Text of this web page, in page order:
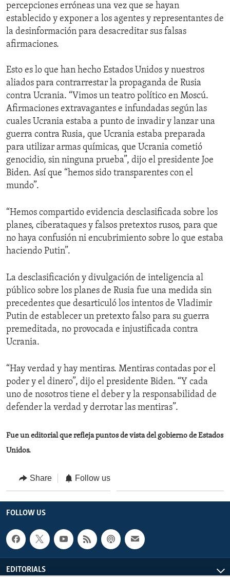
percepciones erróneas una vez que se hayan
establecido y exponer a los agentes y representantes de
la desinformación para desacreditar sus falsas
afirmaciones.
Esto es lo que han hecho Estados Unidos y nuestros
aliados para contrarrestar la propaganda de Rusia
contra Ucrania. “Vimos un teatro político en Moscú.
Afirmaciones extravagantes e infundadas según las
cuales Ucrania estaba a punto de invadir y lanzar una
guerra contra Rusia, que Ucrania estaba preparada
para utilizar armas químicas, que Ucrania cometió
genocidio, sin ninguna prueba”, dijo el presidente Joe
Biden. Así que “hemos sido transparentes con el
mundo”.
“Hemos compartido evidencia desclasificada sobre los
planes, ciberataques y falsos pretextos rusos, para que
no haya confusión ni encubrimiento sobre lo que estaba
haciendo Putin”.
La desclasificación y divulgación de inteligencia al
público sobre los planes de Rusia fue una medida sin
precedentes que desarticuló los intentos de Vladimir
Putin de establecer un pretexto falso para su guerra
premeditada, no provocada e injustificada contra
Ucrania.
“Hay verdad y hay mentiras. Mentiras contadas por el
poder y el dinero”, dijo el presidente Biden. “Y cada
uno de nosotros tiene el deber y la responsabilidad de
defender la verdad y derrotar las mentiras”.
Fue un editorial que refleja puntos de vista del gobierno de Estados
Unidos.
Share Follow us
FOLLOW US
EDITORIALS